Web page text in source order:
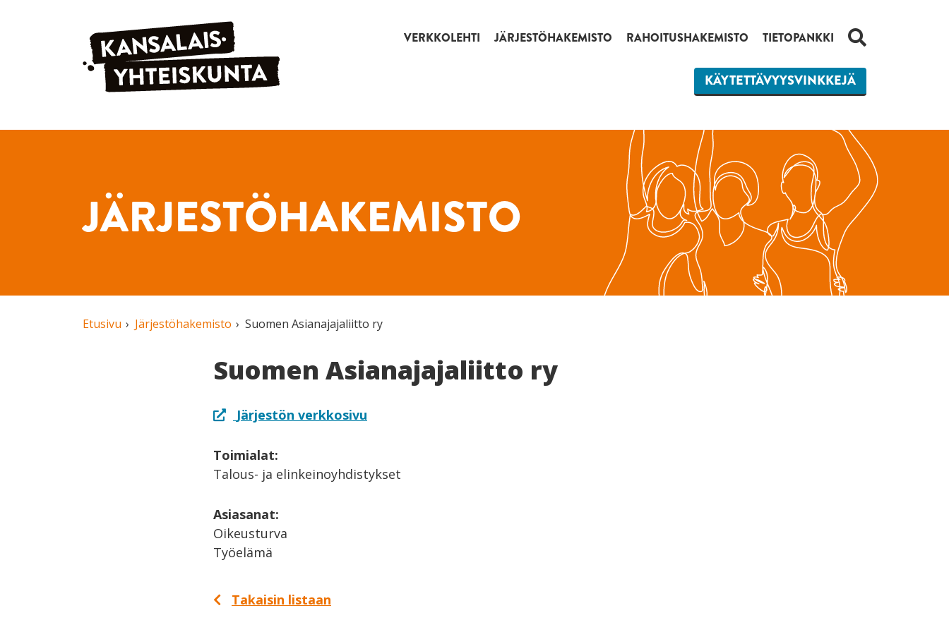
Siirry sisältöön VERKKOLEHTI JÄRJESTÖHAKEMISTO RAHOITUSHAKEMISTO TIETOPANKKI HAKU
KÄYTETTÄVYYSVINKKEJÄ
JÄRJESTÖHAKEMISTO
Etusivu Järjestöhakemisto Suomen Asianajajaliitto ry
Suomen Asianajajaliitto ry
Järjestön verkkosivu
Toimialat:
Talous- ja elinkeinoyhdistykset
Asiasanat:
Oikeusturva
Työelämä
Takaisin listaan